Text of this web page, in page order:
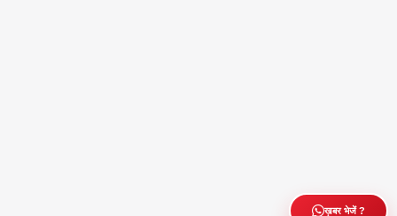
ख़बर भेजें ?